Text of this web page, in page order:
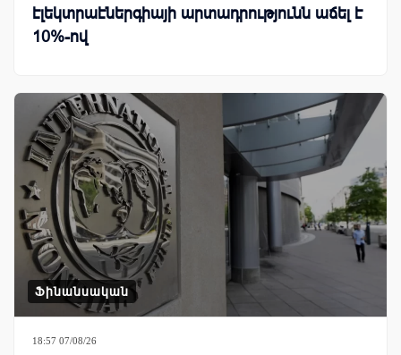
էլեկտրաէներգիայի արտադրությունն աճել է
10%-ով
Ֆինանսական
18:57 07/08/26